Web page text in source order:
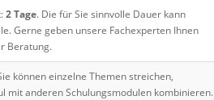
2 Tage. Die für Sie sinnvolle Dauer kann
Gerne geben unsere Fachexperten Ihnen
Beratung.
können einzelne Themen streichen,
mit anderen Schulungsmodulen kombinieren.